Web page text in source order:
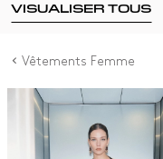
VISUALISER TOUS
Vêtements Femme